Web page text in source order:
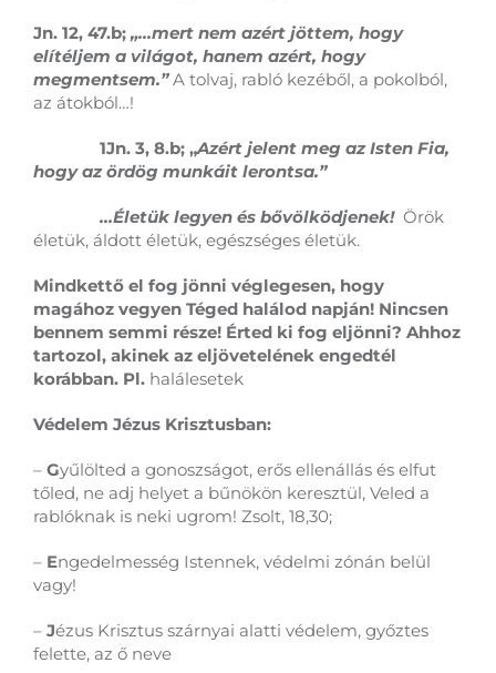
Jn. 12, 47.b; „…mert nem azért jöttem, hogy
elítéljem a világot, hanem azért, hogy
megmentsem.”A tolvaj, rabló kezéből, a pokolból,
az átokból…!
1Jn. 3, 8.b; „Azért jelent meg az Isten Fia,
hogy az ördög munkáit lerontsa.”
…Életük legyen és bővölködjenek!Örök
életük, áldott életük, egészséges életük.
Mindkettő el fog jönni véglegesen, hogy
magához vegyen Téged halálod napján! Nincsen
bennem semmi része! Érted ki fog eljönni? Ahhoz
tartozol, akinek az eljövetelének engedtél
korábban. Pl. halálesetek
Védelem Jézus Krisztusban:
– Gyűlölted a gonoszságot, erős ellenállás és elfut
tőled, ne adj helyet a bűnökön keresztül, Veled a
rablóknak is neki ugrom! Zsolt, 18,30;
– Engedelmesség Istennek, védelmi zónán belül
vagy!
– Jézus Krisztus szárnyai alatti védelem, győztes
felette, az ő neve